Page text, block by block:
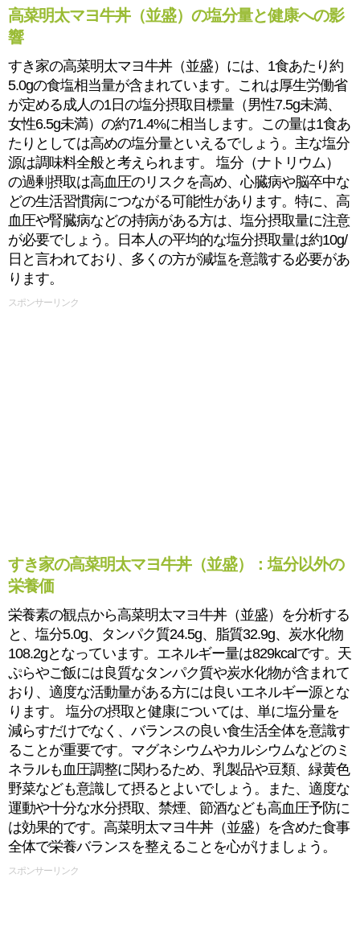
高菜明太マヨ牛丼（並盛）の塩分量と健康への影
響
すき家の高菜明太マヨ牛丼（並盛）には、1食あたり約
5.0gの食塩相当量が含まれています。これは厚生労働省
が定める成人の1日の塩分摂取目標量（男性7.5g未満、
女性6.5g未満）の約71.4%に相当します。この量は1食あ
たりとしては高めの塩分量といえるでしょう。主な塩分
源は調味料全般と考えられます。 塩分（ナトリウム）
の過剰摂取は高血圧のリスクを高め、心臓病や脳卒中な
どの生活習慣病につながる可能性があります。特に、高
血圧や腎臓病などの持病がある方は、塩分摂取量に注意
が必要でしょう。日本人の平均的な塩分摂取量は約10g/
日と言われており、多くの方が減塩を意識する必要があ
ります。
スポンサーリンク
すき家の高菜明太マヨ牛丼（並盛）：塩分以外の
栄養価
栄養素の観点から高菜明太マヨ牛丼（並盛）を分析する
と、塩分5.0g、タンパク質24.5g、脂質32.9g、炭水化物
108.2gとなっています。エネルギー量は829kcalです。天
ぷらやご飯には良質なタンパク質や炭水化物が含まれて
おり、適度な活動量がある方には良いエネルギー源とな
ります。 塩分の摂取と健康については、単に塩分量を
減らすだけでなく、バランスの良い食生活全体を意識す
ることが重要です。マグネシウムやカルシウムなどのミ
ネラルも血圧調整に関わるため、乳製品や豆類、緑黄色
野菜なども意識して摂るとよいでしょう。また、適度な
運動や十分な水分摂取、禁煙、節酒なども高血圧予防に
は効果的です。高菜明太マヨ牛丼（並盛）を含めた食事
全体で栄養バランスを整えることを心がけましょう。
スポンサーリンク